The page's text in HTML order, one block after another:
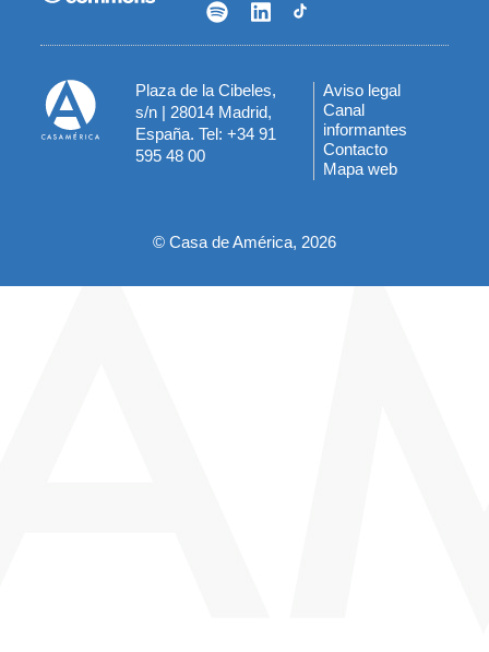
Plaza de la Cibeles,
s/n | 28014 Madrid,
España. Tel: +34 91
595 48 00
Menú
del
pie
Aviso legal
Canal
informantes
Contacto
Mapa web
© Casa de América, 2026